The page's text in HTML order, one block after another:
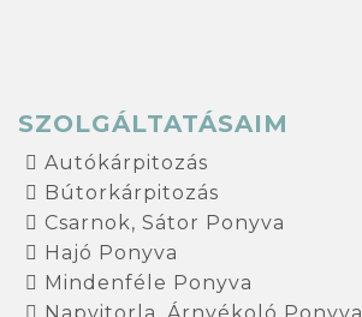
SZOLGÁLTATÁSAIM
Autókárpitozás
Bútorkárpitozás
Csarnok, Sátor Ponyva
Hajó Ponyva
Mindenféle Ponyva